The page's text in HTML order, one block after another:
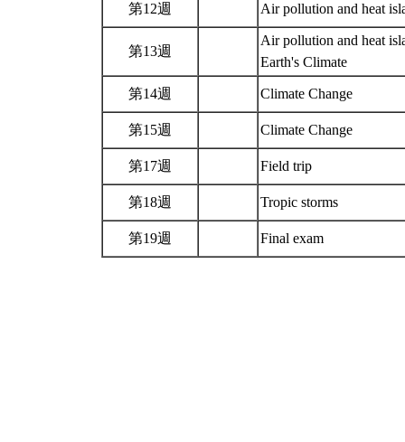
第12週 Air pollution and heat
第13週
Air pollution and heat
Earth's Climate
第14週 Climate Change
第15週 Climate Change
第17週 Field trip
第18週 Tropic storms
第19週 Final exam